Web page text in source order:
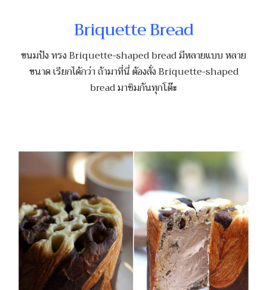
Briquette Bread
ขนมปัง ทรง Briquette-shaped bread มีหลายแบบ หลาย
ขนาด เรียกได้กว่า ถ้ามาที่นี่ ต้องสั่ง Briquette-shaped
bread มาชิมกันทุกโต๊ะ